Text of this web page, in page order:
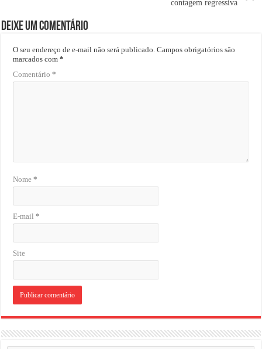
contagem regressiva
Deixe um comentário
O seu endereço de e-mail não será publicado. Campos obrigatórios são
marcados com*
Comentário*
Nome*
E-mail*
Site